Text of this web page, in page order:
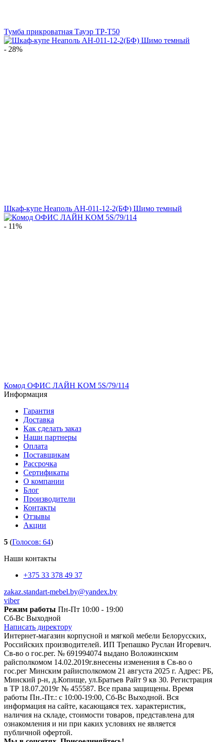
Тумба прикроватная Тауэр ТР-Т50
- 28%
Шкаф-купе Неаполь АН-011-12-2(БФ) Шимо темный
- 11%
Комод ОФИС ЛАЙН KOM 5S/79/114
Информация
Гарантия
Доставка
Как сделать заказ
Наши партнеры
Оплата
Поставщикам
Рассрочка
Сертификаты
О компании
Блог
Производители
Контакты
Отзывы
Акции
5 (Голосов: 64)
Наши контакты
+375 33 378 49 37
zakaz.standart-mebel.by@yandex.by
viber
Режим работы Пн-Пт 10:00 - 19:00
Сб-Вс Выходной
Написать директору
Интернет-магазин корпусной и мягкой мебели Белорусских,
Российских производителей. ИП Трепашко Руслан Игоревич.
Св-во о гос.рег. № 691994074 выдано Воложинским
райсполкомом 14.02.2019г.внесены изменения в Св-во о
гос.рег Минским райисполкомом 21 августа 2025 г. Адрес: РБ,
Минский р-н, д.Копище, ул.Братьев Райт 9 кв 30. Регистрация
в ТР 18.07.2019г № 455587. Все права защищены. Время
работы Пн.-Пт.: с 10:00-19:00, Сб-Вс Выходной. Вся
информация на сайте, касающаяся тех. характеристик,
наличия на складе, стоимости товаров, представлена для
ознакомления и ни при каких условиях не является
публичной офертой.